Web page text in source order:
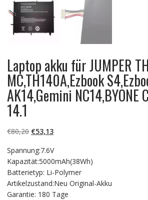
Laptop akku für JUMPER
MC,TH140A,Ezbook
AK14,Gemini NC14,BYONE
14.1
€80,20 Ursprünglicher
war:
€80,20
€53,13Aktueller
ist:
€53,13.
Spannung:7.6V
Kapazität:5000mAh(38Wh)
Batterietyp: Li-Polymer
Artikelzustand:Neu Original-Akku
Garantie: 180 Tage